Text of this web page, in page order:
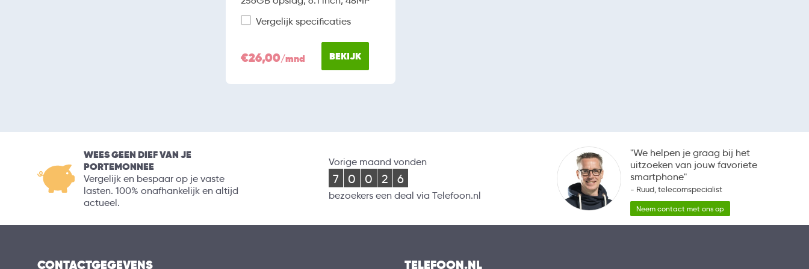
Vergelijk specificaties
€26,00/mnd BEKIJK
WEES GEEN DIEF VAN JE
PORTEMONNEE
Vergelijk en bespaar op je vaste
lasten. 100% onafhankelijk en altijd
actueel.
Vorige maand vonden
7 0 0 2 6
bezoekers een deal via Telefoon.nl
"We helpen je graag bij het
uitzoeken van jouw favoriete
smartphone"
- Ruud, telecomspecialist
Neem contact met ons op
CONTACTGEGEVENS TELEFOON.NL